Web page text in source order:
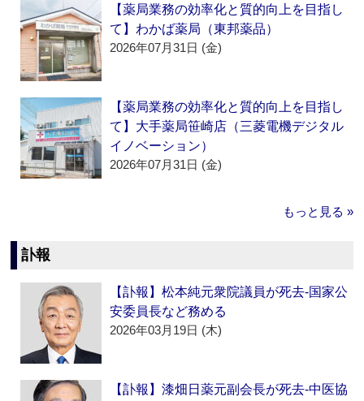
【薬局業務の効率化と質的向上を目指し
て】わかば薬局（東邦薬品）
2026年07月31日 (金)
【薬局業務の効率化と質的向上を目指し
て】大手薬局笹崎店（三菱電機デジタル
イノベーション）
2026年07月31日 (金)
もっと見る »
訃報
【訃報】松本純元衆院議員が死去‐国家公
安委員長など務める
2026年03月19日 (木)
【訃報】漆畑日薬元副会長が死去‐中医協